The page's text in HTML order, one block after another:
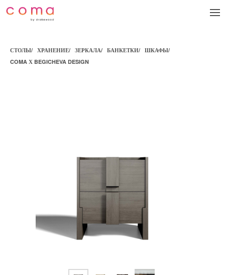
СТОЛЫ/ ХРАНЕНИЕ/ ЗЕРКАЛА/ БАНКЕТКИ/ ШКАФЫ/
COMA Х BEGICHEVA DESIGN